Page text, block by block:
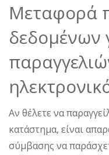
Μεταφορά
δεδομένων
Αν θέλετε να
κατάστημα, είναι
σύμβασης να